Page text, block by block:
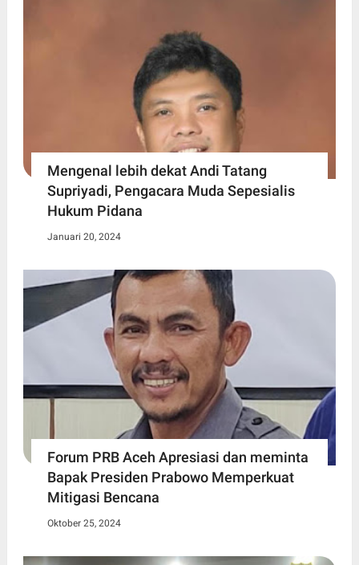
Mengenal lebih dekat Andi Tatang
Supriyadi, Pengacara Muda Sepesialis
Hukum Pidana
Januari 20, 2024
Forum PRB Aceh Apresiasi dan meminta
Bapak Presiden Prabowo Memperkuat
Mitigasi Bencana
Oktober 25, 2024